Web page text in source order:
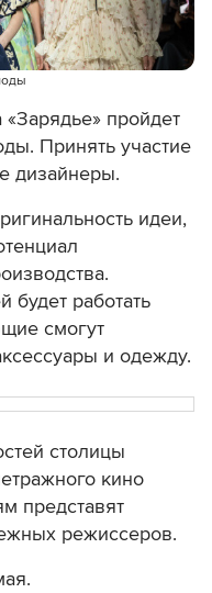
пройдет
Принять участие
дизайнеры.
идеи,
будет работать
смогут
и одежду.
столицы
кино
представят
режиссеров.